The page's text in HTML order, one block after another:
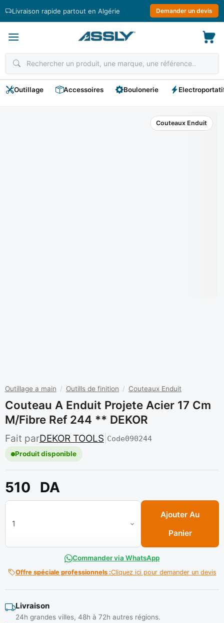
Livraison rapide partout en Algérie Demander un devis
Outillage Accessoires Boulonerie
Couteaux Enduit
Outillage a main / Outills de finition / Couteaux Enduit
Couteau A Enduit Projete Acier 17 Cm
M/fibre Ref 244 ** DEKOR
Fait parDEKOR TOOLS Code090244
Produit disponible
510 DA
quantité de Couteau a enduit projete acier 17 cm m/fibre ref
Ajouter Au
Panier
Commander via WhatsApp
Offre spéciale professionnels :Cliquez ici pour demander un devis
Livraison
24h grandes villes, 48h à 72h autres régions.